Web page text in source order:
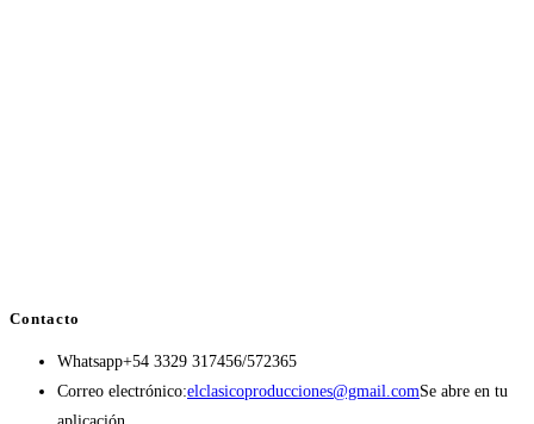
Contacto
Whatsapp+54 3329 317456/572365
Correo electrónico:elclasicoproducciones@gmail.comSe abre en tu